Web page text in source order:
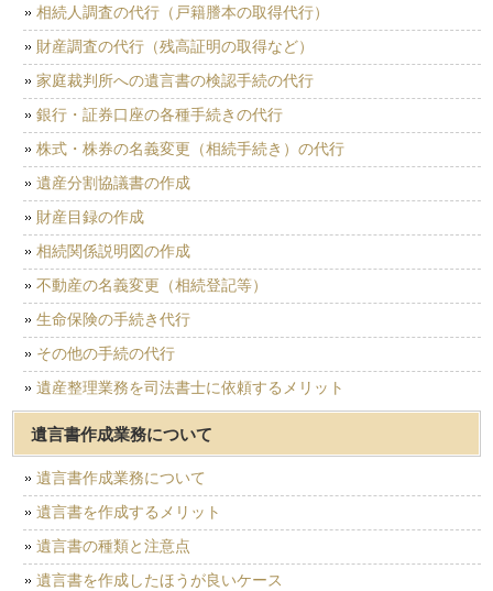
相続人調査の代行（戸籍謄本の取得代行）
財産調査の代行（残高証明の取得など）
家庭裁判所への遺言書の検認手続の代行
銀行・証券口座の各種手続きの代行
株式・株券の名義変更（相続手続き）の代行
遺産分割協議書の作成
財産目録の作成
相続関係説明図の作成
不動産の名義変更（相続登記等）
生命保険の手続き代行
その他の手続の代行
遺産整理業務を司法書士に依頼するメリット
遺言書作成業務について
遺言書作成業務について
遺言書を作成するメリット
遺言書の種類と注意点
遺言書を作成したほうが良いケース